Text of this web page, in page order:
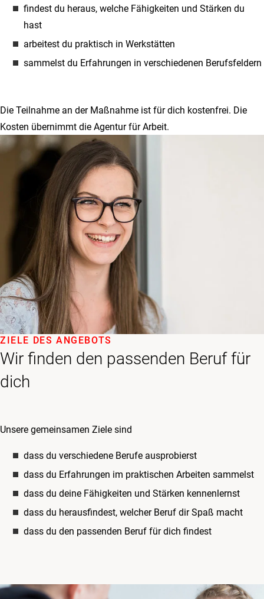
findest du heraus, welche Fähigkeiten und Stärken du
hast
arbeitest du praktisch in Werkstätten
sammelst du Erfahrungen in verschiedenen Berufsfeldern
Die Teilnahme an der Maßnahme ist für dich kostenfrei. Die
Kosten übernimmt die Agentur für Arbeit.
Wir finden den passenden Beruf für
dich
ZIELE DES ANGEBOTS
Unsere gemeinsamen Ziele sind
dass du verschiedene Berufe ausprobierst
dass du Erfahrungen im praktischen Arbeiten sammelst
dass du deine Fähigkeiten und Stärken kennenlernst
dass du herausfindest, welcher Beruf dir Spaß macht
dass du den passenden Beruf für dich findest